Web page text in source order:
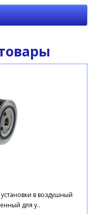
в воздушный
для у..